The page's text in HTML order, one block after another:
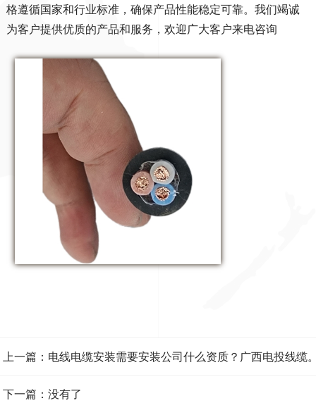
格遵循国家和行业标准，确保产品性能稳定可靠。我们竭诚
为客户提供优质的产品和服务，欢迎广大客户来电咨询
上一篇：电线电缆安装需要安装公司什么资质？广西电投线缆
下一篇：没有了